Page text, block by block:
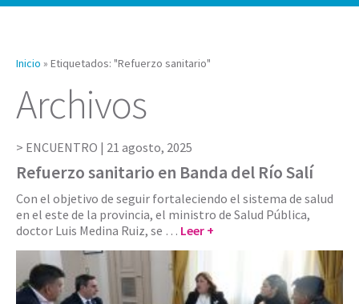
Inicio » Etiquetados: "Refuerzo sanitario"
Archivos
ENCUENTRO | 21 agosto, 2025
Refuerzo sanitario en Banda del Río Salí
Con el objetivo de seguir fortaleciendo el sistema de salud
en el este de la provincia, el ministro de Salud Pública,
doctor Luis Medina Ruiz, se … Leer +